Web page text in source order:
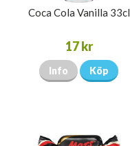
Coca Cola Vanilla 33cl
17 kr
Info Köp